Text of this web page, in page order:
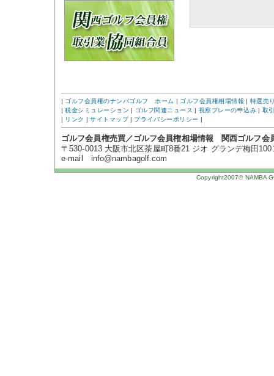
| ゴルフ会員権のナンバゴルフ ホーム | ゴルフ会員権相場情報 | 特選売
|税金シミュレーション | ゴルフ関連ニュース | 視察プレーの申込み | 取
| リンク |サイトマップ| プライバシーポリシー |
ゴルフ会員権売買／ゴルフ会員権相場情報 関西ゴルフ
〒530-0013 大阪市北区茶屋町8番21 ジオ グランデ梅田
e-mail info@nambagolf.com
Copyright2007© NAMBA